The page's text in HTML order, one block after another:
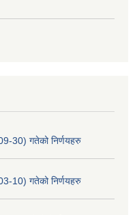
30) गतेको निर्णयहरु
10) गतेको निर्णयहरु